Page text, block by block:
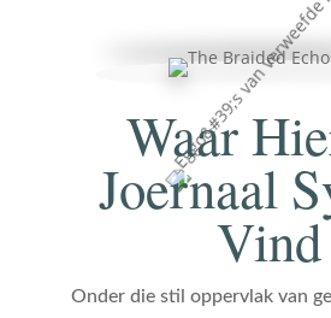
Waar
Joernaal
Vind
Onder die stil oppervlak van